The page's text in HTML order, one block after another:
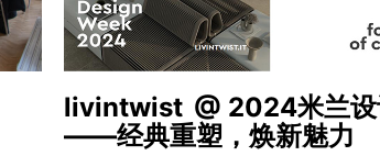
livintwist @ 2024米兰设
——经典重塑，焕新魅力